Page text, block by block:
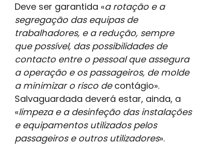
Deve ser garantida «a rotação e a
segregação das equipas de
trabalhadores, e a redução, sempre
que possível, das possibilidades de
contacto entre o pessoal que assegura
a operação e os passageiros, de molde
a minimizar o risco decontágio».
Salvaguardada deverá estar, ainda, a
«limpeza e a desinfeção das instalações
e equipamentos utilizados pelos
passageiros e outros utilizadores».